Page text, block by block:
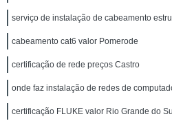
serviço de instalação de cabeamento
cabeamento cat6 valor Pomerode
certificação de rede preços Castro
onde faz instalação de redes de
certificação FLUKE valor Rio Grande do Sul